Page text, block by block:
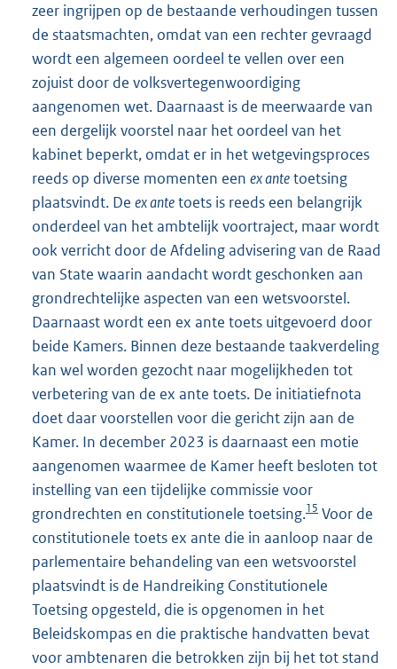
zeer ingrijpen op de bestaande verhoudingen tussen
de staatsmachten, omdat van een rechter gevraagd
wordt een algemeen oordeel te vellen over een
zojuist door de volksvertegenwoordiging
aangenomen wet. Daarnaast is de meerwaarde van
een dergelijk voorstel naar het oordeel van het
kabinet beperkt, omdat er in het wetgevingsproces
reeds op diverse momenten een ex antetoetsing
plaatsvindt. De ex antetoets is reeds een belangrijk
onderdeel van het ambtelijk voortraject, maar wordt
ook verricht door de Afdeling advisering van de Raad
van State waarin aandacht wordt geschonken aan
grondrechtelijke aspecten van een wetsvoorstel.
Daarnaast wordt een ex ante toets uitgevoerd door
beide Kamers. Binnen deze bestaande taakverdeling
kan wel worden gezocht naar mogelijkheden tot
verbetering van de ex ante toets. De initiatiefnota
doet daar voorstellen voor die gericht zijn aan de
Kamer. In december 2023 is daarnaast een motie
aangenomen waarmee de Kamer heeft besloten tot
instelling van een tijdelijke commissie voor
grondrechten en constitutionele toetsing.15 Voor de
constitutionele toets ex ante die in aanloop naar de
parlementaire behandeling van een wetsvoorstel
plaatsvindt is de Handreiking Constitutionele
Toetsing opgesteld, die is opgenomen in het
Beleidskompas en die praktische handvatten bevat
voor ambtenaren die betrokken zijn bij het tot stand